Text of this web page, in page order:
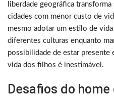
liberdade geográfica
cidades com menor custo de
mesmo adotar um estilo de
diferentes culturas enquanto
possibilidade de estar presente
vida dos filhos é inestimável.
Desafios do